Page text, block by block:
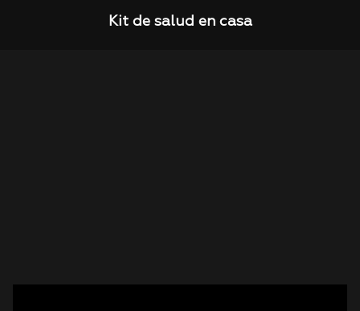
Kit de salud en casa